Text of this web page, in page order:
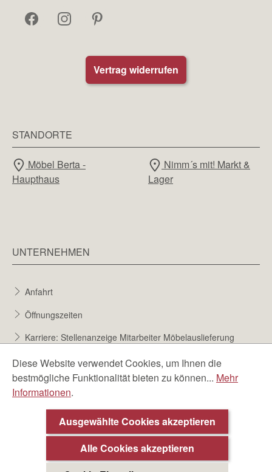
Vertrag widerrufen
STANDORTE
Möbel Berta -
Haupthaus
Nimm´s mit! Markt &
Lager
UNTERNEHMEN
Anfahrt
Öffnungszeiten
Karriere: Stellenanzeige Mitarbeiter Möbelauslieferung
Karriere bei Möbel Berta
Bewerbungsformular
Diese Website verwendet Cookies, um Ihnen die
bestmögliche Funktionalität bieten zu können... Mehr
Informationen.
Ausgewählte Cookies akzeptieren
Alle Cookies akzeptieren
Beratungstermin ❯